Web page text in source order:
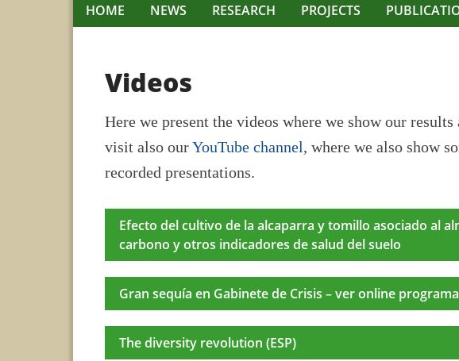
HOME NEWS RESEARCH PROJECTS
Videos
Here we present the videos where we show our
visit also ourYouTube channel, where we also show
recorded presentations.
Efecto del cultivo de la alcaparra y tomillo asociado al
carbono y otros indicadores de salud del suelo
Gran sequía en Gabinete de Crisis – ver online
The diversity revolution (ESP)